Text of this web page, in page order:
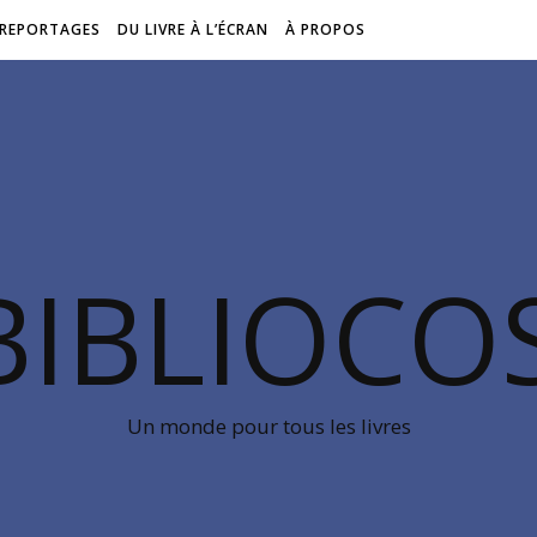
REPORTAGES DU LIVRE À L’ÉCRAN À PROPOS
Un monde pour tous les livres